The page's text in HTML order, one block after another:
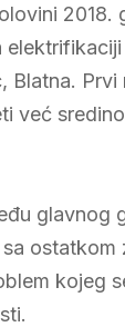
2018.
Blatna.
već
glavnog
ostatkom
kojeg